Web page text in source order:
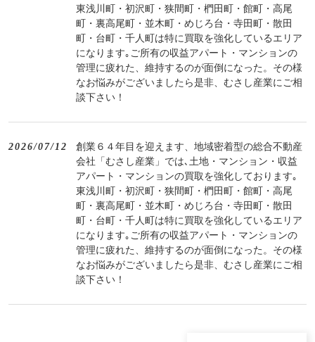
東浅川町・初沢町・狭間町・椚田町・館町・高尾
町・裏高尾町・並木町・めじろ台・寺田町・散田
町・台町・千人町は特に買取を強化しているエリア
になります｡ご所有の収益アパート・マンションの
管理に疲れた、維持するのが面倒になった。その様
なお悩みがございましたら是非、むさし産業にご相
談下さい！
2026/07/12
創業６４年目を迎えます、地域密着型の総合不動産
会社「むさし産業」では､土地・マンション・収益
アパート・マンションの買取を強化しております｡
東浅川町・初沢町・狭間町・椚田町・館町・高尾
町・裏高尾町・並木町・めじろ台・寺田町・散田
町・台町・千人町は特に買取を強化しているエリア
になります｡ご所有の収益アパート・マンションの
管理に疲れた、維持するのが面倒になった。その様
なお悩みがございましたら是非、むさし産業にご相
談下さい！